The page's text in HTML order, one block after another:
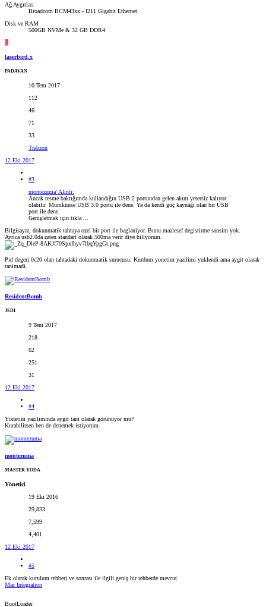
Ağ Aygıtları
Broadcom BCM43xx - I211 Gigabit Ethernet
Disk ve RAM
500GB NVMe & 32 GB DDR4
L
laserbird.x
PADAVAN
10 Tem 2017
112
46
71
33
Trabzon
12 Eki 2017
#3
montezuma' Alıntı:
Ancak resme baktığımda kullandığın USB 2 portundan gelen akım yetersiz kalıyor
olabilir. Mümkünse USB 3.0 portu ile dene. Ya da kendi güç kaynağı olan bir USB
port ile dene.
Genişletmek için tıkla ...
Bilgisayar, dokunmatik tahtaya ozel bir port ile baglaniyor. Bunu maalesef degistirme sansim yok.
Ayrica usb2.0da zaten standart olarak 500ma verir diye biliyorum.
Pid degeri 0c20 olan tahtadaki dokunmatik surucusu. Kurdum yonetim yazilimi yuklendi ama aygit olarak
tanimadi.
ResidentBomb
JEDI
9 Tem 2017
218
62
251
31
12 Eki 2017
#4
Yönetim yazılımında aygıt tam olarak görünüyor mu?
Kurabilirsen ben de denemek istiyorum.
montezuma
MASTER YODA
Yönetici
19 Eki 2016
29,833
7,599
4,401
12 Eki 2017
#5
Ek olarak kurulum rehberi ve sonrası ile ilgili geniş bir rehberde mevcut.
Mac Integration
BootLoader